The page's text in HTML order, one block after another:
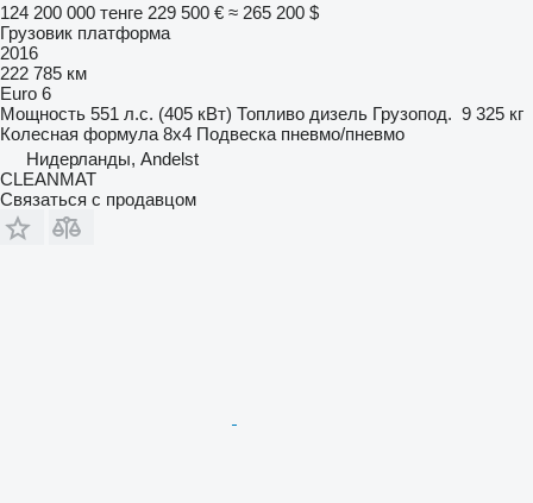
124 200 000 тенге 229 500 € ≈ 265 200 $
Грузовик платформа
2016
222 785 км
Euro 6
Мощность 551 л.с. (405 кВт) Топливо дизель Грузопод. 9 325 кг
Колесная формула 8x4 Подвеска пневмо/пневмо
Нидерланды, Andelst
CLEANMAT
Связаться с продавцом